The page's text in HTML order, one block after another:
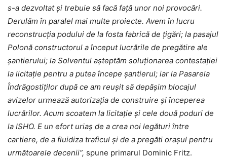
s-a dezvoltat și trebuie să facă față unor noi provocări.
Derulăm în paralel mai multe proiecte. Avem în lucru
reconstrucția podului de la fosta fabrică de țigări; la pasajul
Polonă constructorul a început lucrările de pregătire ale
șantierului; la Solventul așteptăm soluționarea contestației
la licitație pentru a putea începe șantierul; iar la Pasarela
Îndrăgostiților după ce am reușit să depășim blocajul
avizelor urmează autorizația de construire și începerea
lucrărilor. Acum scoatem la licitație și cele două poduri de
la ISHO. E un efort uriaș de a crea noi legături între
cartiere, de a fluidiza traficul și de a pregăti orașul pentru
următoarele decenii”, spune primarul Dominic Fritz.